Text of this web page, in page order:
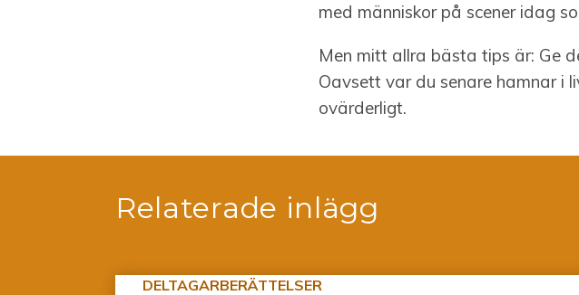
med människor på scener idag
Men mitt allra bästa tips är: Ge
Oavsett var du senare hamnar i
ovärderligt.
Relaterade inlägg
DELTAGARBERÄTTELSER